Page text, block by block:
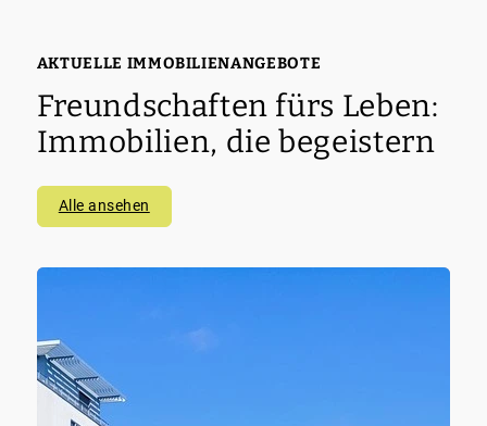
auch zu finanziellen Verlusten führen.
AKTUELLE IMMOBILIENANGEBOTE
Freundschaften fürs Leben:
Immobilien, die begeistern
Alle ansehen